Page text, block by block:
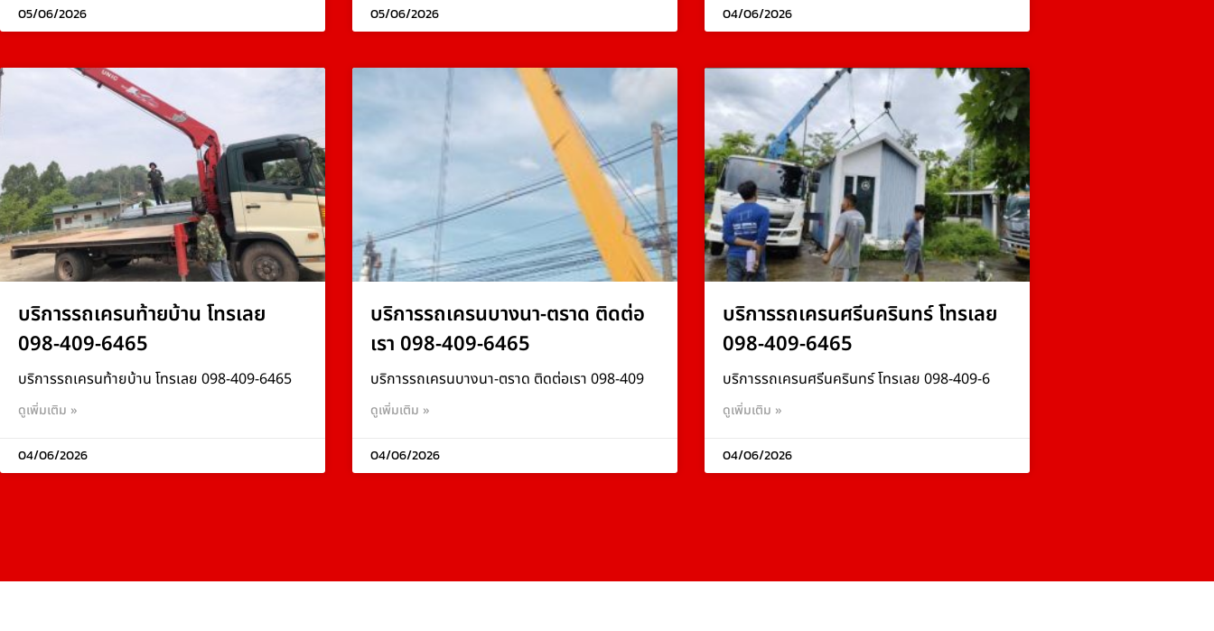
05/06/2026 05/06/2026 04/06/2026
บริการรถเครนท้ายบ้าน โทรเลย
098-409-6465
บริการรถเครนท้ายบ้าน โทรเลย 098-409-6465
ดูเพิ่มเติม »
04/06/2026
บริการรถเครนบางนา-ตราด ติดต่อ
เรา 098-409-6465
บริการรถเครนบางนา-ตราด ติดต่อเรา 098-409
ดูเพิ่มเติม »
04/06/2026
บริการรถเครนศรีนครินทร์ โทรเลย
098-409-6465
บริการรถเครนศรีนครินทร์ โทรเลย 098-409-6
ดูเพิ่มเติม »
04/06/2026